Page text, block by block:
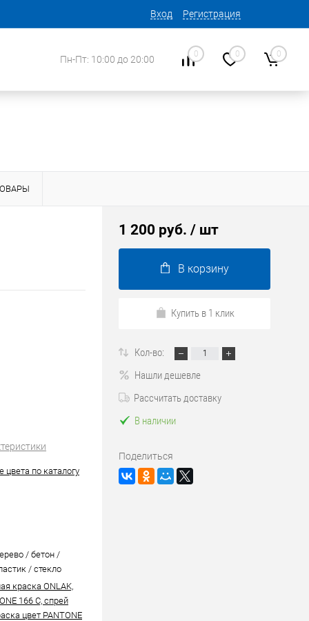
Вход Регистрация
Пн-Пт: 10:00 до 20:00 0 0 0
по каталогу
/ бетон /
/ стекло
краска ONLAK,
166 C, спрей
цвет PANTONE
1 200 руб. / шт
В корзину
Купить в 1 клик
Кол-во:
Нашли дешевле
Рассчитать доставку
В наличии
Поделиться